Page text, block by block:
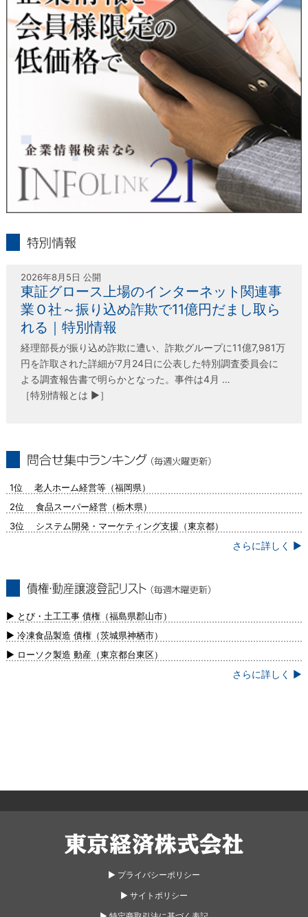
人または代理人の請求応じて、個人データの通知・開示・訂
正・追加・削除・利用停止・提供停止の請求に応じます。
受付方法は、本人確認資料（運転免許証、パスポート何れかの
コピー）、「個人情報取扱申請書」「委任状」（代理人による
申請の場合のみ必要となります）を当社宛にお送り下さい。
＜個人情報保護に関するお問合せ・相談窓口＞
〒802-0004 北九州市小倉北区鍛冶町2丁目5-11（第一東経ビ
フリーダイヤル 0120-55-9986
受付時間 平日9：00～17：00
2026年8月5日 公開
東証グロース上場のインターネット関連事
業Ｏ社～振り込め詐欺で11億円だまし取ら
れる｜特別情報
経理部長が振り込め詐欺に遭い、詐欺グループに11億7,981万
円を詐取された詳細が7月24日に公表した特別調査委員会に
よる調査報告書で明らかとなった。事件は4月 …
［特別情報とは ▶］
1位 老人ホーム経営等（福岡県）
2位 食品スーパー経営（栃木県）
3位 システム開発・マーケティング支援（東京都）
さらに詳しく ▶
新）
▶ とび・土工工事 債権（福島県郡山市）
▶ 冷凍食品製造 債権（茨城県神栖市）
▶ ローソク製造 動産（東京都台東区）
さらに詳しく ▶
▶︎ プライバシーポリシー
▶︎ サイトポリシー